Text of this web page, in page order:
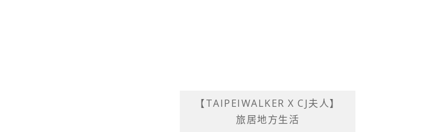
【TAIPEIWALKER X CJ夫人】
旅居地方生活